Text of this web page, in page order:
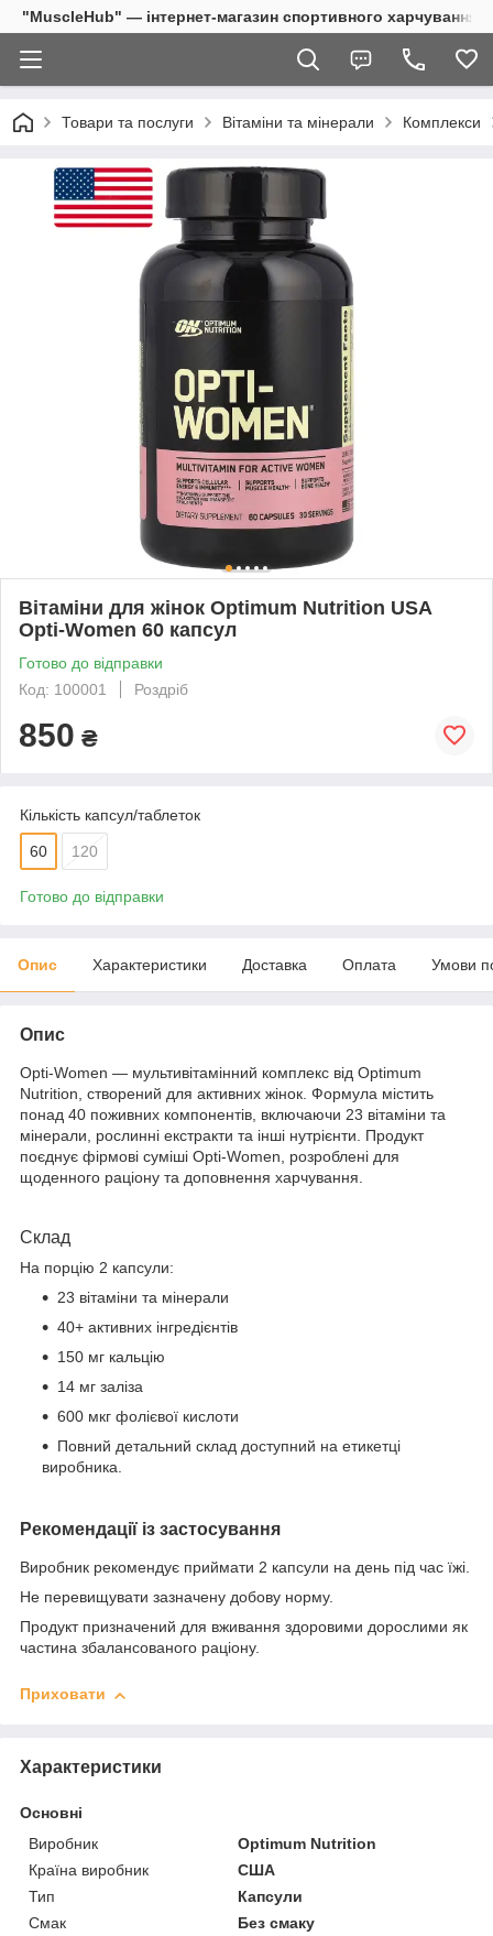
"MuscleHub" — інтернет-магазин спортивного харчування
Товари та послуги Вітаміни та мінерали Комплекси
Вітаміни для жінок Optimum Nutrition USA
Opti-Women 60 капсул
Готово до відправки
Код: 100001
Роздріб
850 ₴
Кількість капсул/таблеток
60 120
Готово до відправки
Опис Характеристики Доставка Оплата Умови
Опис
Opti-Women — мультивітамінний комплекс від Optimum
Nutrition, створений для активних жінок. Формула містить
понад 40 поживних компонентів, включаючи 23 вітаміни та
мінерали, рослинні екстракти та інші нутрієнти. Продукт
поєднує фірмові суміші Opti-Women, розроблені для
щоденного раціону та доповнення харчування.
Склад
На порцію 2 капсули:
23 вітаміни та мінерали
40+ активних інгредієнтів
150 мг кальцію
14 мг заліза
600 мкг фолієвої кислоти
Повний детальний склад доступний на етикетці
виробника.
Рекомендації із застосування
Виробник рекомендує приймати 2 капсули на день під час їжі.
Не перевищувати зазначену добову норму.
Продукт призначений для вживання здоровими дорослими як
частина збалансованого раціону.
Приховати
Характеристики
Основні
Виробник
Optimum Nutrition
Країна виробник
США
Тип
Капсули
Смак
Без смаку